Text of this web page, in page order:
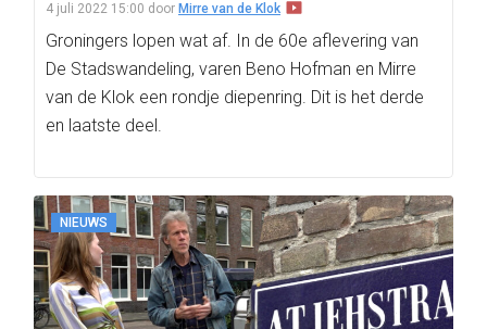
4 juli 2022 15:00 door Mirre van de Klok
Groningers lopen wat af. In de 60e aflevering van
De Stadswandeling, varen Beno Hofman en Mirre
van de Klok een rondje diepenring. Dit is het derde
en laatste deel.
NIEUWS